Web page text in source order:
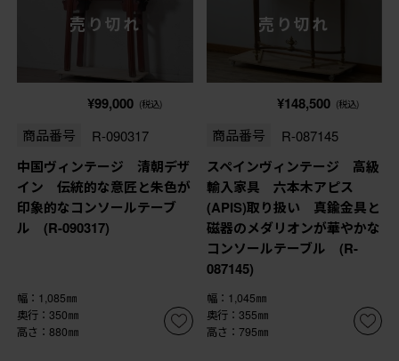
売り切れ
¥99,000 (税込)
商品番号 R-090317
中国ヴィンテージ 清朝デザ
イン 伝統的な意匠と朱色が
印象的なコンソールテーブ
ル (R-090317)
幅：1,085㎜
奥行：350㎜
高さ：880㎜
売り切れ
¥148,500 (税込)
商品番号 R-087145
スペインヴィンテージ 高級
輸入家具 六本木アピス
(APIS)取り扱い 真鍮金具と
磁器のメダリオンが華やかな
コンソールテーブル (R-
087145)
幅：1,045㎜
奥行：355㎜
高さ：795㎜